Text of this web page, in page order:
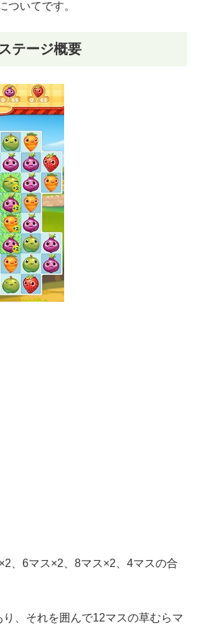
ついてです。
テージ概要
、6マス×2、8マス×2、4マスの合
、それを囲んで12マスの草むらマ